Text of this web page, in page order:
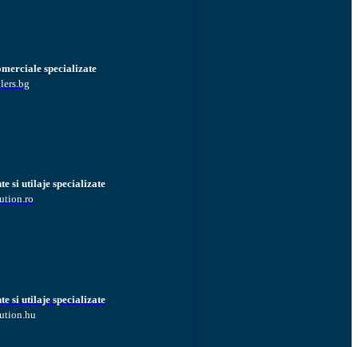
specializate
si utilaje specializate
si utilaje specializate